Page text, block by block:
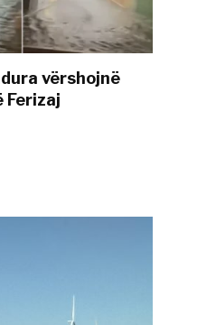
vërshojnë
Ferizaj